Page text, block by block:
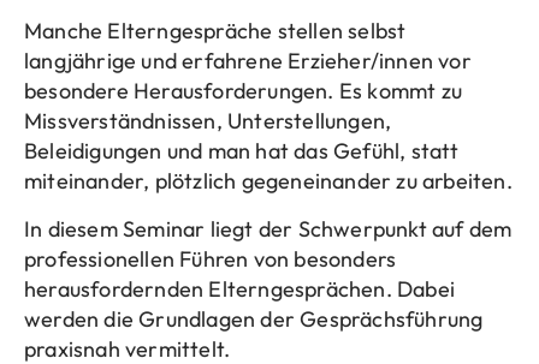
Manche Elterngespräche stellen selbst
langjährige und erfahrene Erzieher/innen vor
besondere Herausforderungen. Es kommt zu
Missverständnissen, Unterstellungen,
Beleidigungen und man hat das Gefühl, statt
miteinander, plötzlich gegeneinander zu arbeiten.
In diesem Seminar liegt der Schwerpunkt auf dem
professionellen Führen von besonders
herausfordernden Elterngesprächen. Dabei
werden die Grundlagen der Gesprächsführung
praxisnah vermittelt.